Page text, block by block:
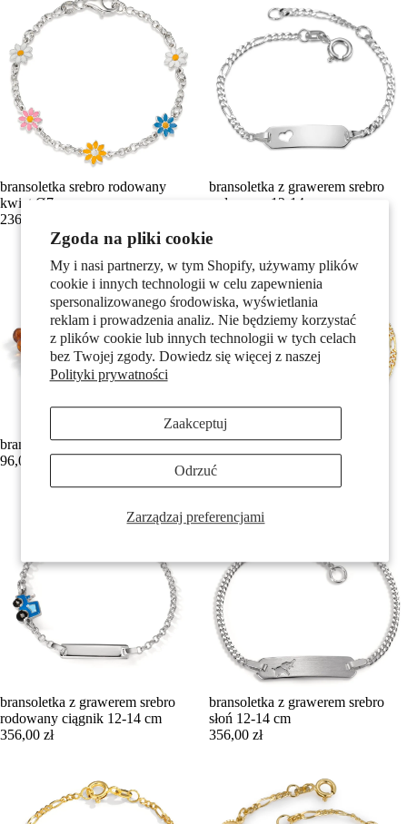
Zgoda na pliki cookie
My i nasi partnerzy, w tym Shopify, używamy plików
cookie i innych technologii w celu zapewnienia
spersonalizowanego środowiska, wyświetlania
reklam i prowadzenia analiz. Nie będziemy korzystać
z plików cookie lub innych technologii w tych celach
bez Twojej zgody. Dowiedz się więcej z naszej
Polityki prywatności
Zarządzaj preferencjami
Zaakceptuj
Odrzuć
bransoletka srebro rodowany
kwiat Ø7 mm
236,00 zł
bransoletka z grawerem srebro
rodowany 12-14 cm
bransoletka Bursztyn Ø6 mm
96,00 zł
bransoletka z grawerem złoto
żółte 750/18 K 12-14 cm
1.960,00 zł
bransoletka z grawerem srebro
rodowany ciągnik 12-14 cm
356,00 zł
bransoletka z grawerem srebro
słoń 12-14 cm
356,00 zł